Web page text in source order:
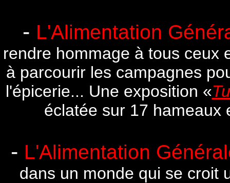
- L'Alimentation
rendre hommage à tous ceux
à parcourir les campagnes
l'épicerie... Une exposition «
éclatée sur 17 hameaux
- L'Alimentation
dans un monde qui se croit